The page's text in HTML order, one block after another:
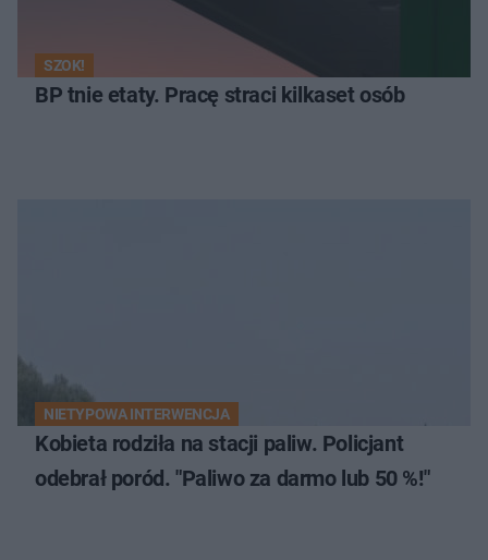
SZOK!
BP tnie etaty. Pracę straci kilkaset osób
NIETYPOWA INTERWENCJA
Kobieta rodziła na stacji paliw. Policjant
odebrał poród. "Paliwo za darmo lub 50 %!"